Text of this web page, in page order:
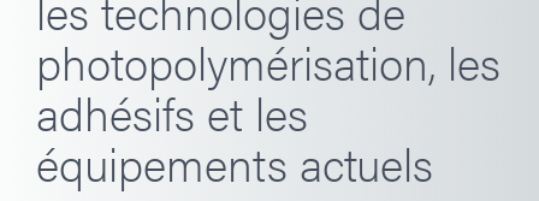
photopolymérisation, les
adhésifs et les
équipements actuels